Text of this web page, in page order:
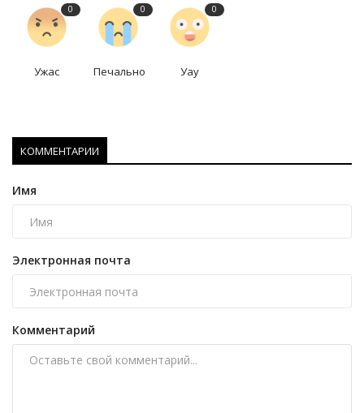
0
Ужас
0
Печально
0
Уау
КОММЕНТАРИИ
Имя
Электронная почта
Комментарий